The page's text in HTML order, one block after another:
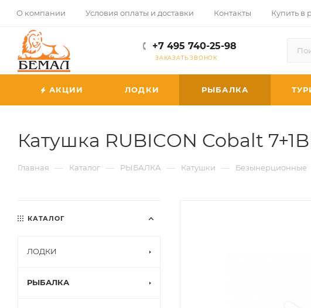
О компании Условия оплаты и доставки Контакты Купить в
+7 495 740-25-98
ЗАКАЗАТЬ ЗВОНОК
АКЦИИ ЛОДКИ РЫБАЛКА
Катушка RUBICON Cobalt
Главная — Каталог — РЫБАЛКА — Катушки — Безынерционные
КАТАЛОГ
ЛОДКИ
РЫБАЛКА